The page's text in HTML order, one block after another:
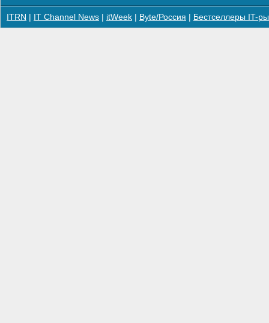
ITRN IT Channel News itWeek Byte/Россия Бестселлеры IT-